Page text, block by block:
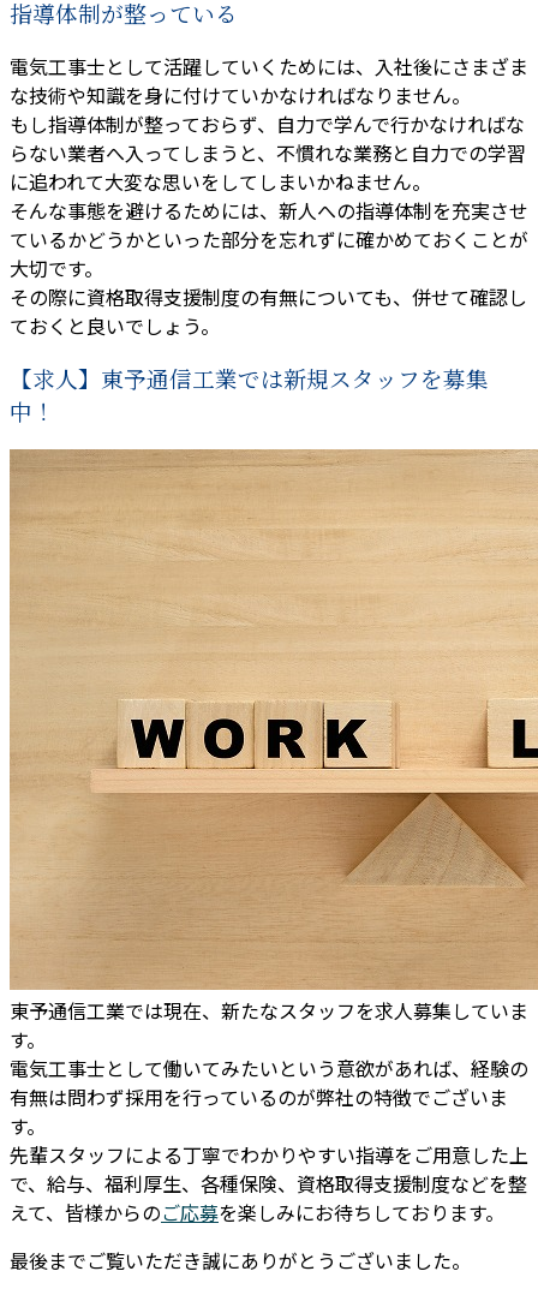
指導体制が整っている
電気工事士として活躍していくためには、入社後にさまざま
な技術や知識を身に付けていかなければなりません。
もし指導体制が整っておらず、自力で学んで行かなければな
らない業者へ入ってしまうと、不慣れな業務と自力での学習
に追われて大変な思いをしてしまいかねません。
そんな事態を避けるためには、新人への指導体制を充実させ
ているかどうかといった部分を忘れずに確かめておくことが
大切です。
その際に資格取得支援制度の有無についても、併せて確認し
ておくと良いでしょう。
【求人】東予通信工業では新規スタッフを募集
中！
東予通信工業では現在、新たなスタッフを求人募集していま
す。
電気工事士として働いてみたいという意欲があれば、経験の
有無は問わず採用を行っているのが弊社の特徴でございま
す。
先輩スタッフによる丁寧でわかりやすい指導をご用意した上
で、給与、福利厚生、各種保険、資格取得支援制度などを整
えて、皆様からのご応募を楽しみにお待ちしております。
最後までご覧いただき誠にありがとうございました。